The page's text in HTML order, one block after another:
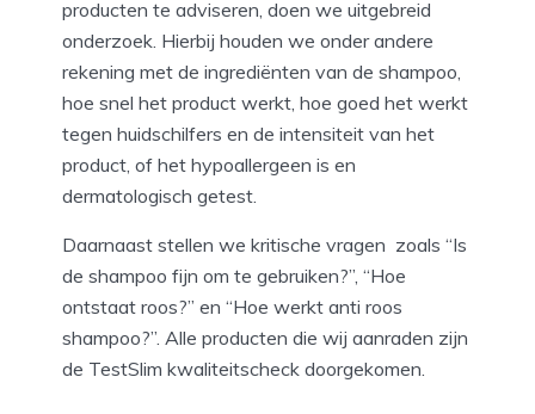
producten te adviseren, doen we uitgebreid
onderzoek. Hierbij houden we onder andere
rekening met de ingrediënten van de shampoo,
hoe snel het product werkt, hoe goed het werkt
tegen huidschilfers en de intensiteit van het
product, of het hypoallergeen is en
dermatologisch getest.
Daarnaast stellen we kritische vragen zoals “Is
de shampoo fijn om te gebruiken?”, “Hoe
ontstaat roos?” en “Hoe werkt anti roos
shampoo?”. Alle producten die wij aanraden zijn
de TestSlim kwaliteitscheck doorgekomen.